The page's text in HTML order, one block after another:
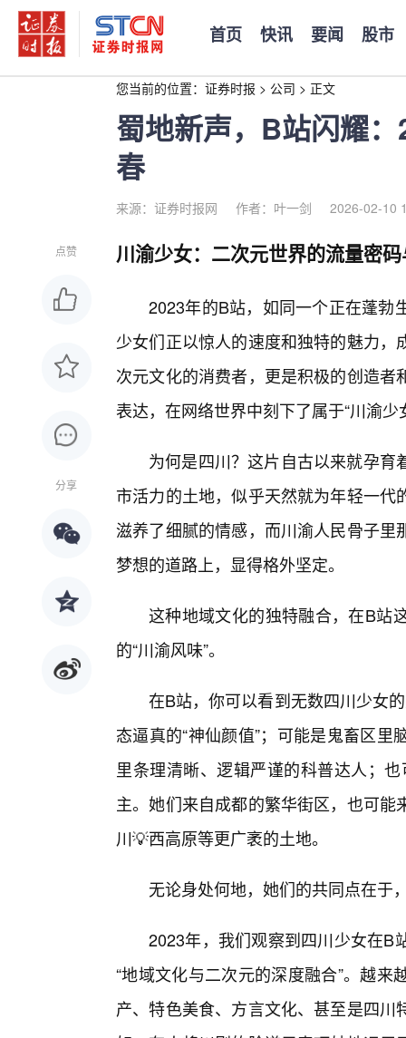
首页 快讯 要闻 股市
您当前的位置： 证券时报 > 公司 > 正文
蜀地新声，B站闪耀
春
来源：证券时报网 作者：叶一剑 2026-02-10
点赞
分享
川渝少女：二次元世界的流量密
2023年的B站，如同一个正在蓬勃
少女们正以惊人的速度和独特的魅力
次元文化的消费者，更是积极的创造
表达，在网络世界中刻下了属于“川渝少
为何是四川？这片自古以来就孕
市活力的土地，似乎天然就为年轻一
滋养了细腻的情感，而川渝人民骨子
梦想的道路上，显得格外坚定。
这种地域文化的独特融合，在B站
的“川渝风味”。
在B站，你可以看到无数四川少女
态逼真的“神仙颜值”；可能是鬼畜区
里条理清晰、逻辑严谨的科普达人；
主。她们来自成都的繁华街区，也可
川💡西高原等更广袤的土地。
无论身处何地，她们的共同点在于
2023年，我们观察到四川少女在B
“地域文化与二次元的深度融合”。越
产、特色美食、方言文化、甚至是四